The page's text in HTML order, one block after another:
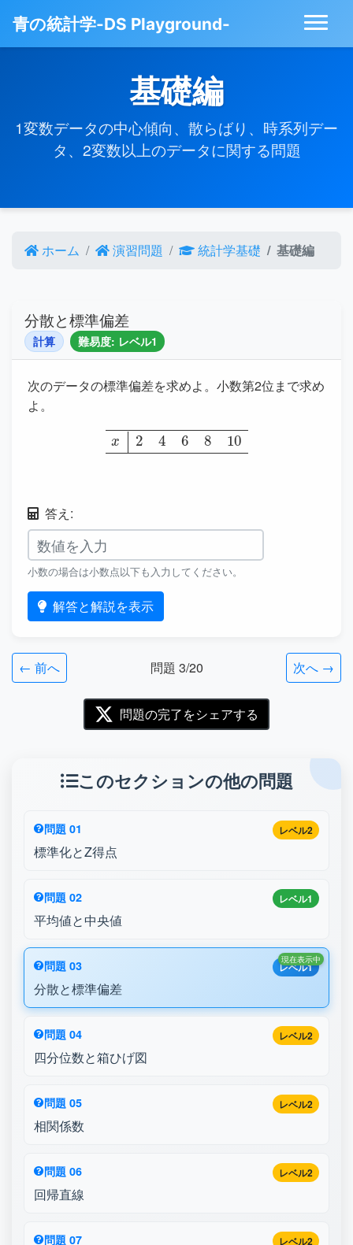
青の統計学-DS Playground-
基礎編
1変数データの中心傾向、散らばり、時系列デー
タ、2変数以上のデータに関する問題
ホーム 演習問題 統計学基礎 基礎編
分散と標準偏差
計算 難易度: レベル1
次のデータの標準偏差を求めよ。小数第2位まで求め
x246810
答え:
小数の場合は小数点以下も入力してください。
解答と解説を表示
← 前へ 問題 3/20 次へ →
問題の完了をシェアする
このセクションの他の問題
レベル2
問題 01
標準化とZ得点
レベル1
問題 02
平均値と中央値
レベル1
問題 03
分散と標準偏差
現在表示中
レベル2
問題 04
四分位数と箱ひげ図
レベル2
問題 05
相関係数
レベル2
問題 06
回帰直線
レベル2
問題 07